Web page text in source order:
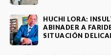
HUCHI LORA:
ABINADER A
SITUACIÓN